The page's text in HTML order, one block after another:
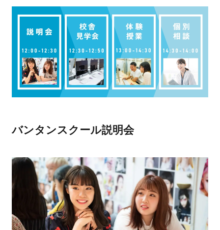
バンタンスクール説明会